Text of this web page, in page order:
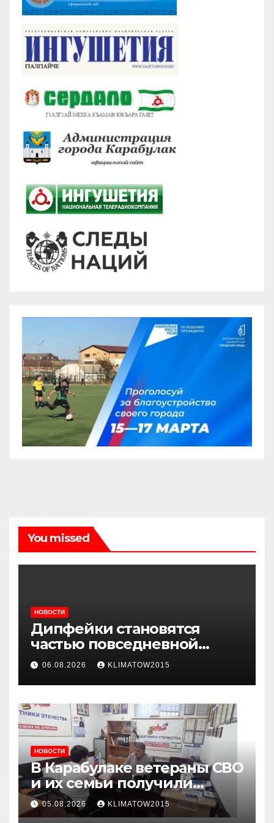
You missed
НОВОСТИ
Дипфейки становятся
частью повседневной
жизни: почему жителям
Ингушетии важно быть
внимательнее
06.08.2026 KLIMATOW2015
НОВОСТИ
В Карабулаке ветераны СВО
и их семьи получили
консультации в ходе
приема граждан
05.08.2026 KLIMATOW2015